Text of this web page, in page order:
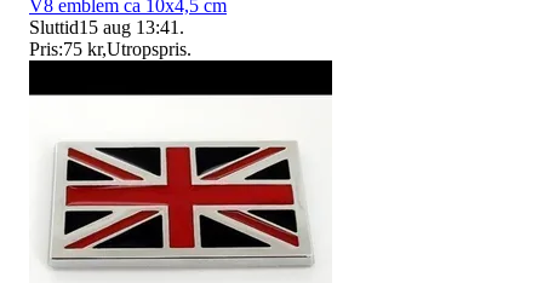
V8 emblem ca 10x4,5 cm
Sluttid15 aug 13:41 .
Pris:75 kr,Utropspris.